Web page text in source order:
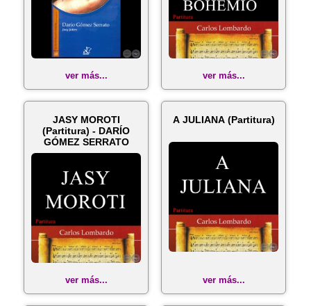
ver más... ver más...
JASY MOROTI
(Partitura) - DARÍO
GÓMEZ SERRATO
ver más...
A JULIANA (Partitura)
ver más...